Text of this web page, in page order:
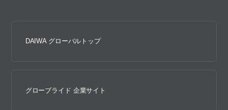
DAIWA グローバルトップ
グローブライド 企業サイト